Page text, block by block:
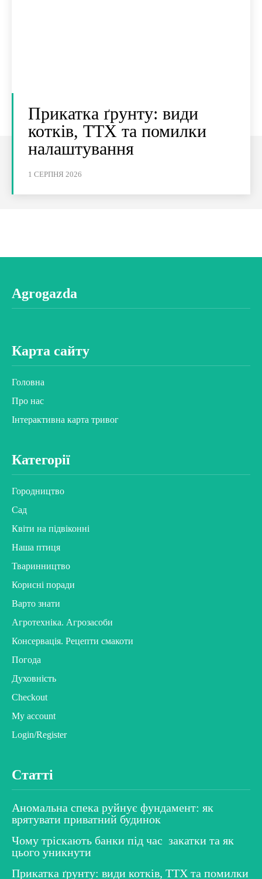
Прикатка ґрунту: види
котків, ТТХ та помилки
налаштування
1 СЕРПНЯ 2026
Agrogazda
Карта сайту
Головна
Про нас
Інтерактивна карта тривог
Категорії
Городництво
Сад
Квіти на підвіконні
Наша птиця
Тваринництво
Корисні поради
Варто знати
Агротехніка. Агрозасоби
Консервація. Рецепти смакоти
Погода
Духовність
Checkout
My account
Login/Register
Статті
Аномальна спека руйнує фундамент: як
врятувати приватний будинок
Чому тріскають банки під час закатки та як
цього уникнути
Прикатка ґрунту: види котків, ТТХ та помилки